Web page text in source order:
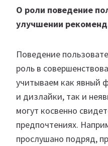
О роли поведение
улучшении
Поведение
роль в
учитываем как явный
и дизлайки, так и
могут косвенно
предпочтениях.
прослушано подряд,